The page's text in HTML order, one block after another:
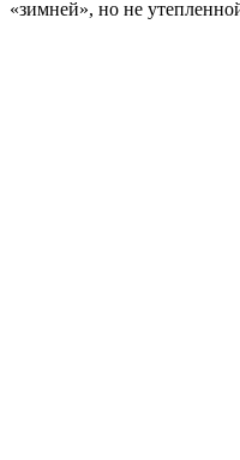
«зимней», но не